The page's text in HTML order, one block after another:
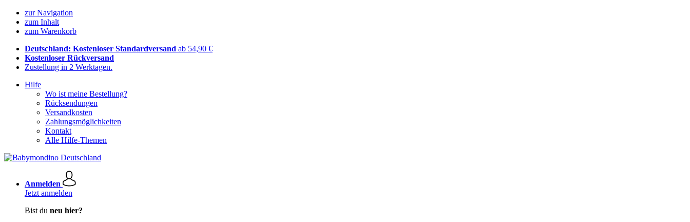
zur Navigation
zum Inhalt
zum Warenkorb
Deutschland: Kostenloser Standardversand ab 54,90 €
Kostenloser Rückversand
Zustellung in 2 Werktagen.
Hilfe
Wo ist meine Bestellung?
Rücksendungen
Versandkosten
Zahlungsmöglichkeiten
Kontakt
Alle Hilfe-Themen
Anmelden
Jetzt anmelden
Bist du neu hier?